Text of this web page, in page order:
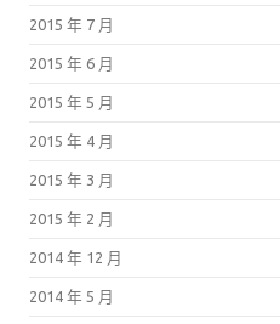
2015 年 7 月
2015 年 6 月
2015 年 5 月
2015 年 4 月
2015 年 3 月
2015 年 2 月
2014 年 12 月
2014 年 5 月